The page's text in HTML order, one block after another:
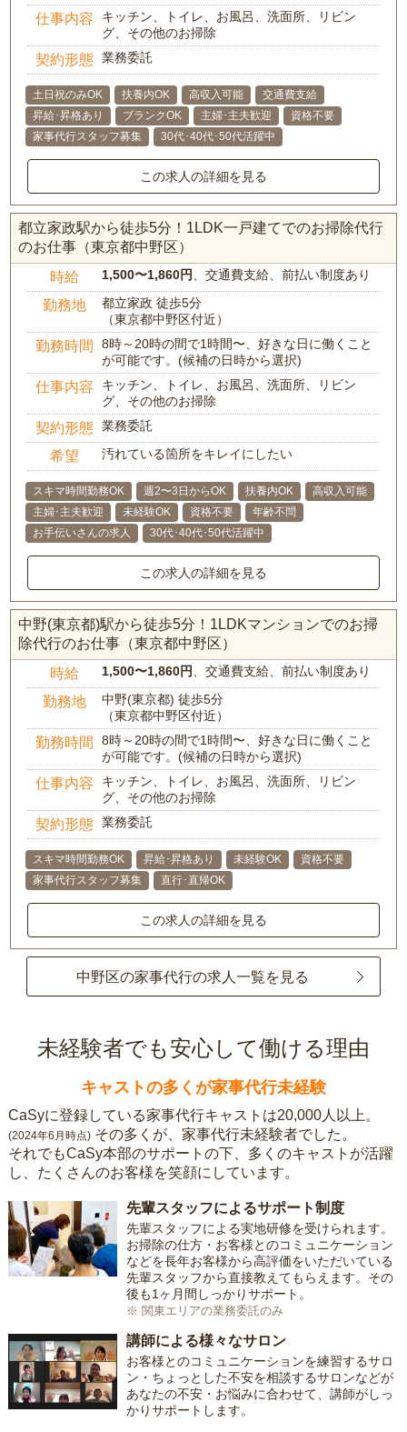
仕事内容
キッチン、トイレ、お風呂、洗面所、リビン
グ、その他のお掃除
契約形態 業務委託
土日祝のみOK 扶養内OK 高収入可能
交通費支給
昇給･昇格あり
ブランクOK 主婦･主夫歓迎
資格不要
家事代行スタッフ募集
30代･40代･50代活躍中
この求人の詳細を見る
都立家政駅から徒歩5分！1LDK一戸建てでのお掃除代行
のお仕事（東京都中野区）
時給 1,500〜1,860円 、交通費支給、前払い制度あり
勤務地
都立家政 徒歩5分
（東京都中野区付近）
勤務時間
8時～20時の間で1時間〜、好きな日に働くこと
が可能です。(候補の日時から選択)
仕事内容
キッチン、トイレ、お風呂、洗面所、リビン
グ、その他のお掃除
契約形態 業務委託
希望 汚れている箇所をキレイにしたい
スキマ時間勤務OK 週2〜3日からOK 扶養内OK
高収入可能
主婦･主夫歓迎
未経験OK 資格不要
年齢不問
お手伝いさんの求人
30代･40代･50代活躍中
この求人の詳細を見る
中野(東京都)駅から徒歩5分！1LDKマンションでのお掃
除代行のお仕事（東京都中野区）
時給 1,500〜1,860円 、交通費支給、前払い制度あり
勤務地
中野(東京都) 徒歩5分
（東京都中野区付近）
勤務時間
8時～20時の間で1時間〜、好きな日に働くこと
が可能です。(候補の日時から選択)
仕事内容
キッチン、トイレ、お風呂、洗面所、リビン
グ、その他のお掃除
契約形態 業務委託
スキマ時間勤務OK 昇給･昇格あり 未経験OK
資格不要
家事代行スタッフ募集
直行･直帰OK
この求人の詳細を見る
中野区の家事代行の求人一覧を見る
未経験者でも安心して働ける理由
キャストの多くが家事代行未経験
CaSyに登録している家事代行キャストは20,000人以上。
(2024年6月時点) その多くが、家事代行未経験者でした。
それでもCaSy本部のサポートの下、多くのキャストが活躍
し、たくさんのお客様を笑顔にしています。
先輩スタッフによるサポート制度
先輩スタッフによる実地研修を受けられます。
お掃除の仕方・お客様とのコミュニケーション
などを長年お客様から高評価をいただいている
先輩スタッフから直接教えてもらえます。その
後も1ヶ月間しっかりサポート。
※ 関東エリアの業務委託のみ
講師による様々なサロン
お客様とのコミュニケーションを練習するサロ
ン・ちょっとした不安を相談するサロンなどが
あなたの不安・お悩みに合わせて、講師がしっ
かりサポートします。